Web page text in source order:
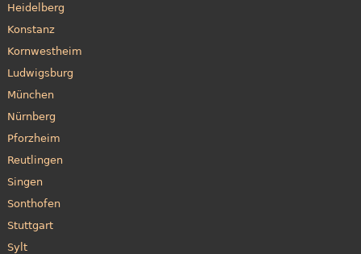
Heidelberg
Konstanz
Kornwestheim
Ludwigsburg
München
Nürnberg
Pforzheim
Reutlingen
Singen
Sonthofen
Stuttgart
Sylt